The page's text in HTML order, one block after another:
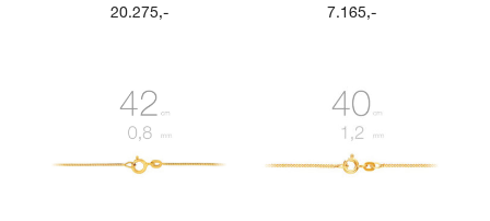
20.275,- 7.165,-